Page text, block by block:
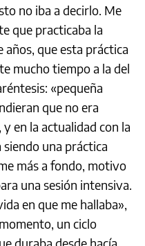
no iba a decirlo. Me
que practicaba la
que esta práctica
mucho tiempo a la del
«pequeña
que no era
en la actualidad con la
una práctica
más a fondo, motivo
una sesión intensiva.
en que me hallaba»,
un ciclo